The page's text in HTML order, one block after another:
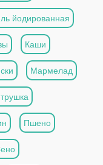
йодированная
Каши
Мармелад
Пшено